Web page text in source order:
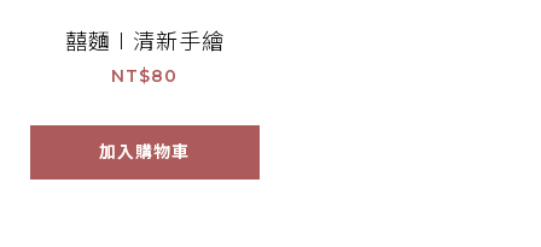
囍麵 l 清新手繪
NT$80
加入購物車